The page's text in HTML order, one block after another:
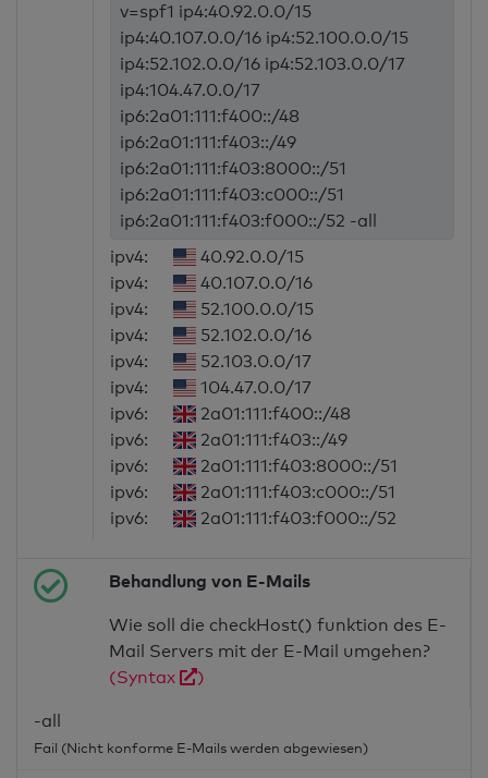
v=spf1 ip4:40.92.0.0/15
ip4:40.107.0.0/16 ip4:52.100.0.0/15
ip4:52.102.0.0/16 ip4:52.103.0.0/17
ip4:104.47.0.0/17
ip6:2a01:111:f400::/48
ip6:2a01:111:f403::/49
ip6:2a01:111:f403:8000::/51
ip6:2a01:111:f403:c000::/51
ip6:2a01:111:f403:f000::/52 -all
ipv4:
40.92.0.0/15
ipv4:
40.107.0.0/16
ipv4:
52.100.0.0/15
ipv4:
52.102.0.0/16
ipv4:
52.103.0.0/17
ipv4:
104.47.0.0/17
ipv6:
2a01:111:f400::/48
ipv6:
2a01:111:f403::/49
ipv6:
2a01:111:f403:8000::/51
ipv6:
2a01:111:f403:c000::/51
ipv6:
2a01:111:f403:f000::/52
Behandlung von E-Mails
Wie soll die checkHost() funktion des E-
Mail Servers mit der E-Mail umgehen?
(Syntax
)
-all
Fail (Nicht konforme E-Mails werden abgewiesen)